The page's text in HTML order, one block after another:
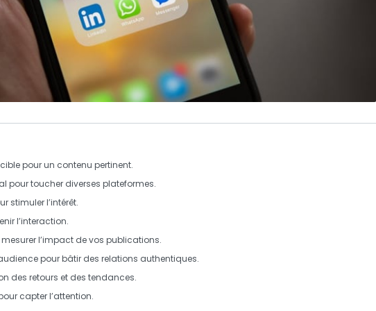
pour un contenu pertinent.
pour toucher diverses plateformes.
stimuler l’intérêt.
l’interaction.
l’impact de vos publications.
pour bâtir des relations authentiques.
des retours et des tendances.
capter l’attention.